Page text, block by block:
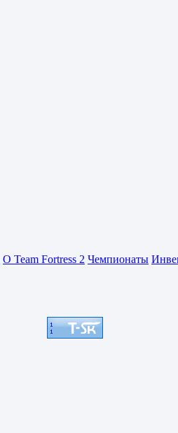
О Team Fortress 2 Чемпионаты